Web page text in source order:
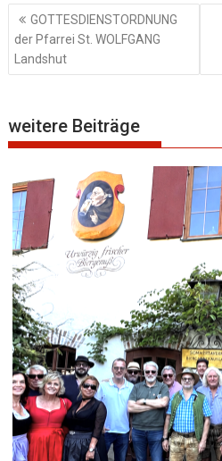
Beitragsnavigation
GOTTESDIENSTORDNUNG
der Pfarrei St. WOLFGANG
Landshut
weitere Beiträge